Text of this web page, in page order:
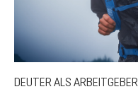
DEUTER ALS ARBEITGEBER